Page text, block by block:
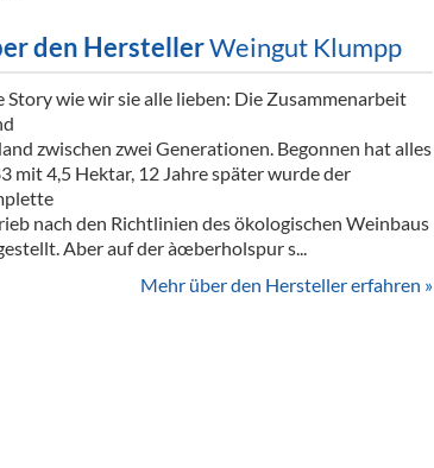
den HerstellerWeingut Klumpp
Story wie wir sie alle lieben: Die Zusammenarbeit
zwischen zwei Generationen. Begonnen hat alles
mit 4,5 Hektar, 12 Jahre später wurde der
nach den Richtlinien des ökologischen Weinbaus
Aber auf der àœberholspur s...
Mehr über den Hersteller erfahren »